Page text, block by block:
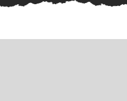
el desastre de
en uno de los